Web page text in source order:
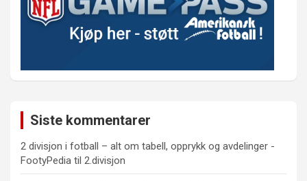
Siste kommentarer
2 divisjon i fotball – alt om tabell, opprykk og avdelinger -
FootyPedia til 2.divisjon